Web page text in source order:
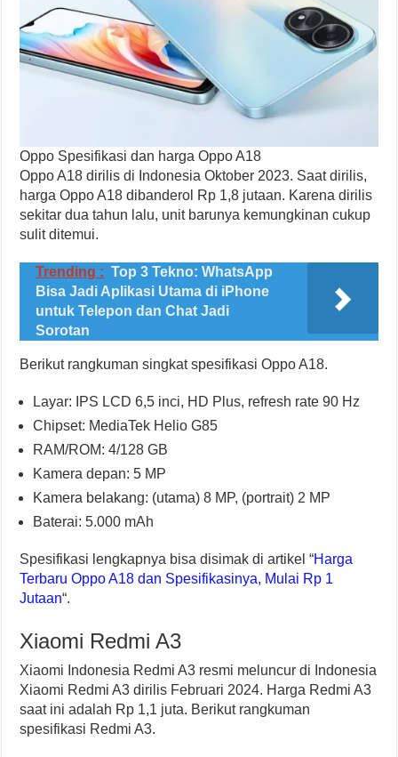
Oppo Spesifikasi dan harga Oppo A18
Oppo A18 dirilis di Indonesia Oktober 2023. Saat dirilis,
harga Oppo A18 dibanderol Rp 1,8 jutaan. Karena dirilis
sekitar dua tahun lalu, unit barunya kemungkinan cukup
sulit ditemui.
Trending : Top 3 Tekno: WhatsApp
Bisa Jadi Aplikasi Utama di iPhone
untuk Telepon dan Chat Jadi
Sorotan
Berikut rangkuman singkat spesifikasi Oppo A18.
Layar: IPS LCD 6,5 inci, HD Plus, refresh rate 90 Hz
Chipset: MediaTek Helio G85
RAM/ROM: 4/128 GB
Kamera depan: 5 MP
Kamera belakang: (utama) 8 MP, (portrait) 2 MP
Baterai: 5.000 mAh
Spesifikasi lengkapnya bisa disimak di artikel “Harga
Terbaru Oppo A18 dan Spesifikasinya, Mulai Rp 1
Jutaan“.
Xiaomi Redmi A3